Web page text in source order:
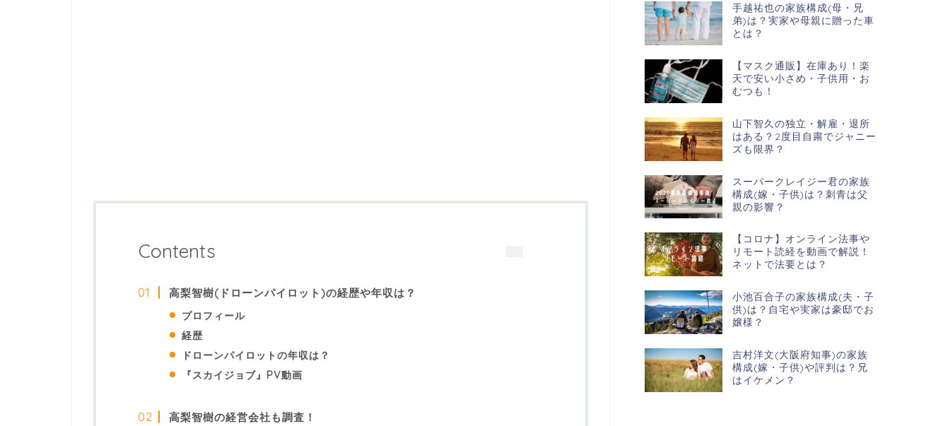
Contents
高梨智樹(ドローンパイロット)の経歴や年収は？
プロフィール
経歴
ドローンパイロットの年収は？
『スカイジョブ』PV動画
高梨智樹の経営会社も調査！
手越祐也の家族構成(母・兄
弟)は？実家や母親に贈った車
とは？
【マスク通販】在庫あり！楽
天で安い小さめ・子供用・お
むつも！
山下智久の独立・解雇・退所
はある？2度目自粛でジャニー
ズも限界？
スーパークレイジー君の家族
構成(嫁・子供)は？刺青は父
親の影響？
【コロナ】オンライン法事や
リモート読経を動画で解説！
ネットで法要とは？
小池百合子の家族構成(夫・子
供)は？自宅や実家は豪邸でお
嬢様？
吉村洋文(大阪府知事)の家族
構成(嫁・子供)や評判は？兄
はイケメン？